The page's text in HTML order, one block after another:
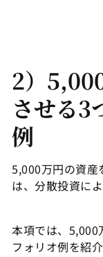
2）
させる3
例
5,000万円の資産
は、分散投資に
本項では、5,000
フォリオ例を紹介